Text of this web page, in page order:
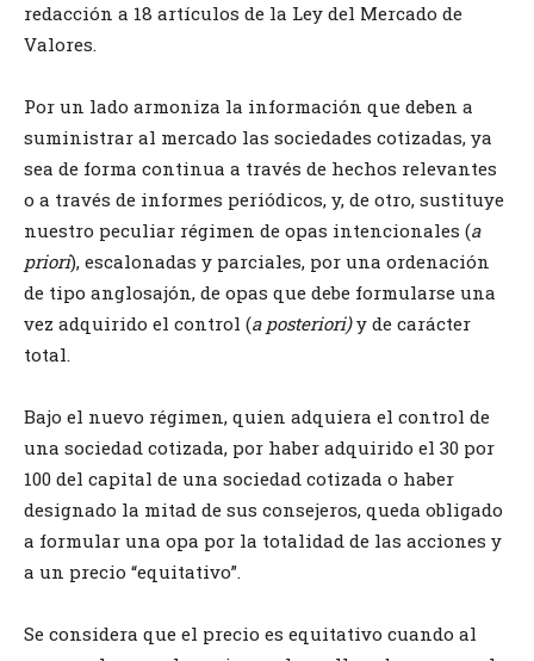
redacción a 18 artículos de la Ley del Mercado de
Valores.
Por un lado armoniza la información que deben a
suministrar al mercado las sociedades cotizadas, ya
sea de forma continua a través de hechos relevantes
o a través de informes periódicos, y, de otro, sustituye
nuestro peculiar régimen de opas intencionales (a
priori), escalonadas y parciales, por una ordenación
de tipo anglosajón, de opas que debe formularse una
vez adquirido el control (a posteriori)y de carácter
total.
Bajo el nuevo régimen, quien adquiera el control de
una sociedad cotizada, por haber adquirido el 30 por
100 del capital de una sociedad cotizada o haber
designado la mitad de sus consejeros, queda obligado
a formular una opa por la totalidad de las acciones y
a un precio “equitativo”.
Se considera que el precio es equitativo cuando al